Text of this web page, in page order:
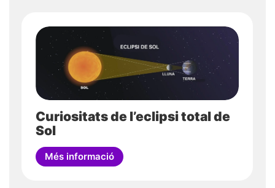
Curiositats de l’eclipsi total de
Sol
Més informació